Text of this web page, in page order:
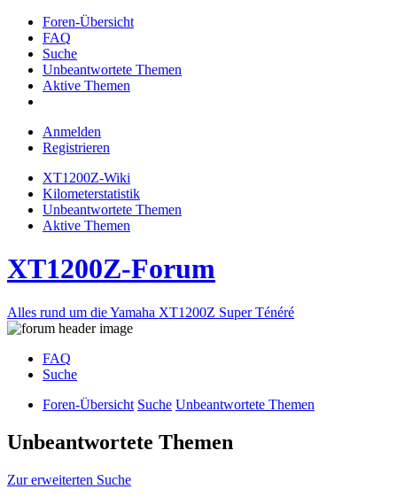
Foren-Übersicht
FAQ
Suche
Unbeantwortete Themen
Aktive Themen
Anmelden
Registrieren
XT1200Z-Wiki
Kilometerstatistik
Unbeantwortete Themen
Aktive Themen
XT1200Z-Forum
Alles rund um die Yamaha XT1200Z Super Ténéré
FAQ
Suche
Foren-Übersicht Suche Unbeantwortete Themen
Unbeantwortete Themen
Zur erweiterten Suche